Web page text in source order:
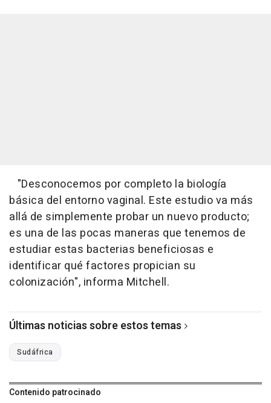
"Desconocemos por completo la biología
básica del entorno vaginal. Este estudio va más
allá de simplemente probar un nuevo producto;
es una de las pocas maneras que tenemos de
estudiar estas bacterias beneficiosas e
identificar qué factores propician su
colonización", informa Mitchell.
Últimas noticias sobre estos temas
Sudáfrica
Contenido patrocinado